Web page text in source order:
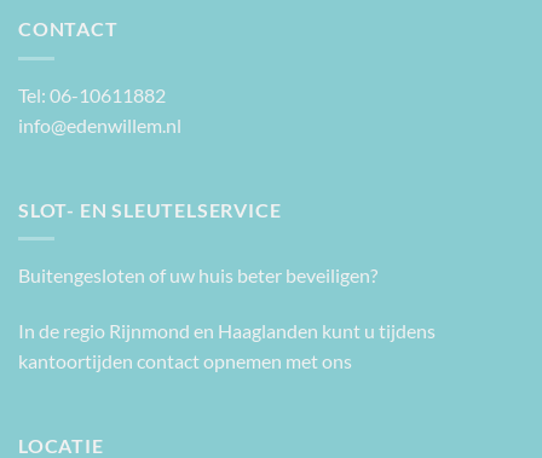
CONTACT
Tel: 06-10611882
info@edenwillem.nl
SLOT- EN SLEUTELSERVICE
Buitengesloten of uw huis beter beveiligen?
In de regio Rijnmond en Haaglanden kunt u tijdens
kantoortijden contact opnemen met ons
LOCATIE